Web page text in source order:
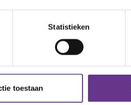
Statistieken
toestaan
MZ Amersfoort